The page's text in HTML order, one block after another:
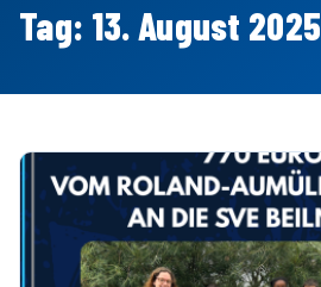
Tag: 13. August 2025